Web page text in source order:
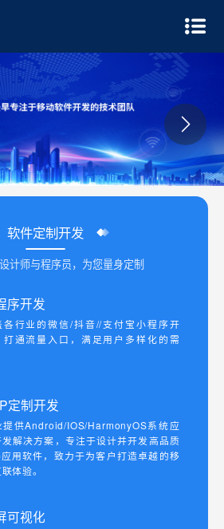
下
软件定制开发
计师与程序员，为您量身定制
序开发
各行业的微信/抖音//支付宝小程序开
打通流量入口，满足用户多样化的需
定制开发
提供Android/IOS/HarmonyOS系统应
发解决方案，专注于设计并开发高品质
用软件，致力于为客户打造卓越的移
体验。
可视化